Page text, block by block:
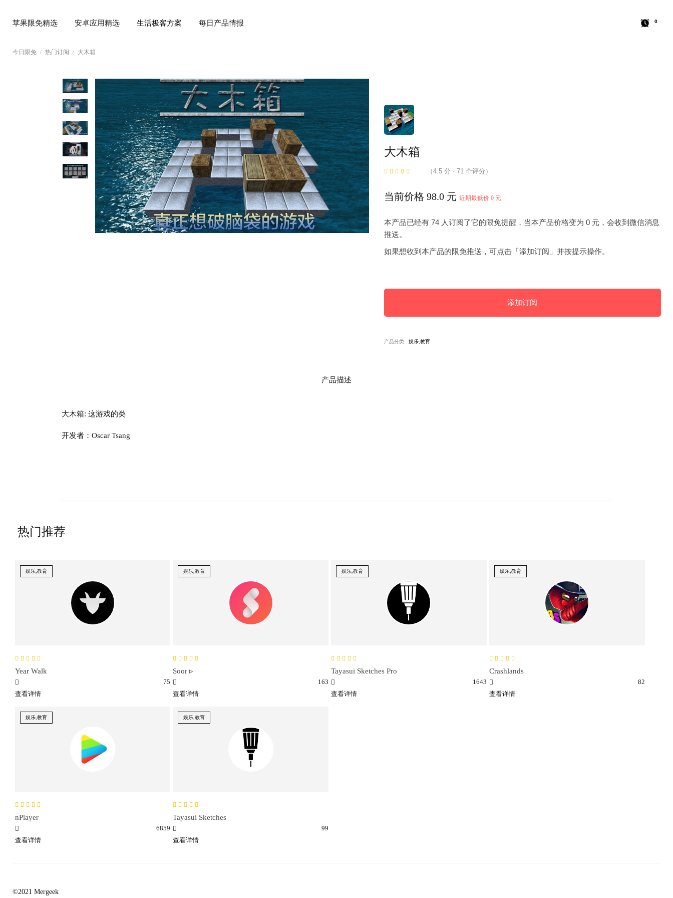
苹果限免精选 安卓应用精选 生活极客方案 每日产品情报 0
今日限免 热门订阅 大木箱
大木箱
（4.5 分 · 71 个评分）
当前价格 98.0 元 近期最低价 0 元
本产品已经有 74 人订阅了它的限免提醒，当本产品价格变为 0 元，会收到微信消息
推送。
如果想收到本产品的限免推送，可点击「添加订阅」并按提示操作。
添加订阅
产品分类: 娱乐,教育
产品描述
大木箱: 这游戏的类
开发者：Oscar Tsang
热门推荐
娱乐,教育
Year Walk
75
查看详情
娱乐,教育
Soor ▹
163
查看详情
娱乐,教育
Tayasui Sketches Pro
1643
查看详情
娱乐,教育
Crashlands
82
查看详情
娱乐,教育
nPlayer
6859
查看详情
娱乐,教育
Tayasui Sketches
99
查看详情
©2021 Mergeek